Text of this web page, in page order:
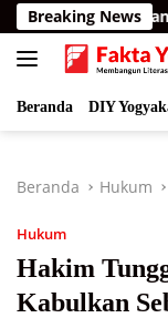
Langsung
ke
konten
Breaking News
Aceh
Beranda DIY
Beranda Hukum
Hukum
Hakim
Kabulkan